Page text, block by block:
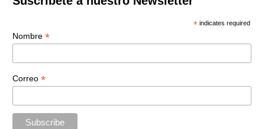
* indicates required
Nombre *
Correo *